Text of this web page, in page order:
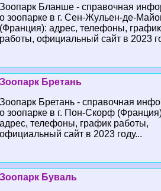
Зоопарк Бланше - справочная
о зоопарке в г. Сен-Жульен-де-
(Франция): адрес, телефоны, график
работы, официальный сайт в 2023
Зоопарк Бретань
Зоопарк Бретань - справочная
о зоопарке в г. Пон-Скорф
адрес, телефоны, график работы,
официальный сайт в 2023 году...
Зоопарк Буваль